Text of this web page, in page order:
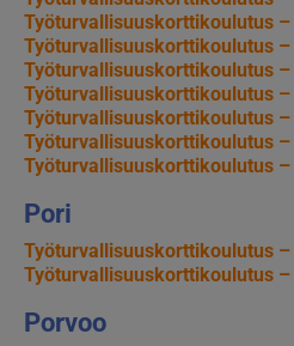
Työturvallisuuskorttikoulutus –
Työturvallisuuskorttikoulutus –
Työturvallisuuskorttikoulutus –
Työturvallisuuskorttikoulutus –
Työturvallisuuskorttikoulutus –
Työturvallisuuskorttikoulutus –
Työturvallisuuskorttikoulutus –
Pori
Työturvallisuuskorttikoulutus –
Työturvallisuuskorttikoulutus –
Porvoo